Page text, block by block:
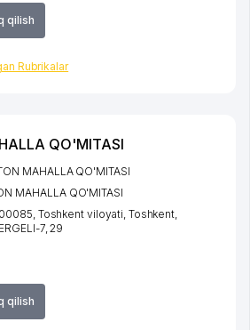
qilish
Rubrikalar
QO'MITASI
qilish
MAHALLA QO'MITASI
MAHALLA QO'MITASI
Toshkent viloyati, Toshkent,
7, 29